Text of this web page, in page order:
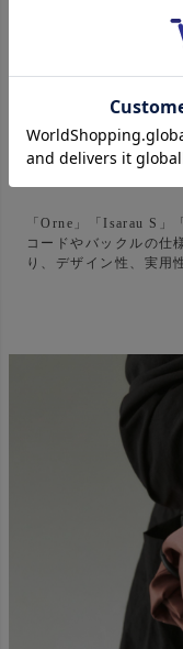
「Orne」「Isarau S」
コードやバックルの仕
り、デザイン性、実用